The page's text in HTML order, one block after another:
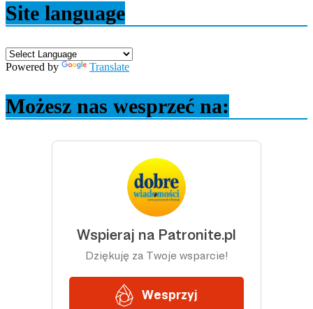
Site language
Powered by Translate
Możesz nas wesprzeć na: